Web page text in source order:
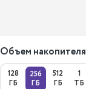
Объем накопителя
128
ГБ
256
ГБ
512
ГБ
1
ТБ